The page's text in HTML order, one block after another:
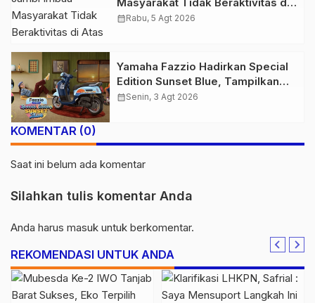
Atas Jalur Pipa Migas Demi
calendar_monthRabu, 5 Agt 2026
Yamaha Fazzio Hadirkan Special
Edition Sunset Blue, Tampilkan
Nuansa Retro Summer yang
calendar_monthSenin, 3 Agt 2026
KOMENTAR (0)
Saat ini belum ada komentar
Silahkan tulis komentar Anda
Anda harus masuk untuk berkomentar.
REKOMENDASI UNTUK ANDA